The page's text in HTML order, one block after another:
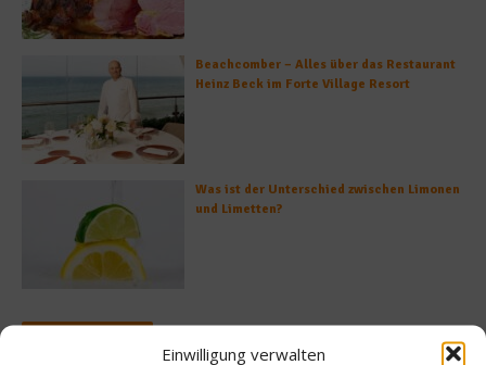
Einwilligung verwalten
Beachcomber – Alles über das Restaurant
Heinz Beck im Forte Village Resort
Was ist der Unterschied zwischen Limonen
und Limetten?